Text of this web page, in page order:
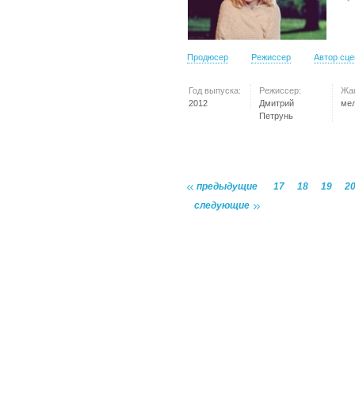
Продюсер Режиссер Автор
Год выпуска:
2012
Режиссер:
Дмитрий
Петрунь
предыдущие 17 18 19
20
следующие